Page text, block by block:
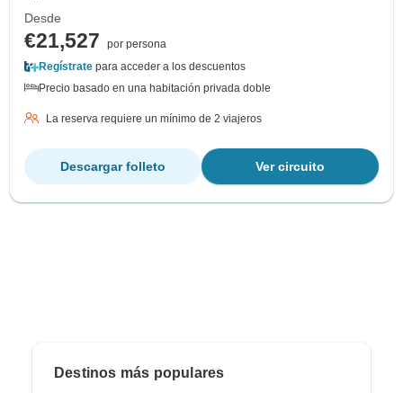
Desde
€21,527
por persona
Regístrate para acceder a los descuentos
Precio basado en una habitación privada doble
La reserva requiere un mínimo de 2 viajeros
Ver circuito
Descargar folleto
Destinos más populares